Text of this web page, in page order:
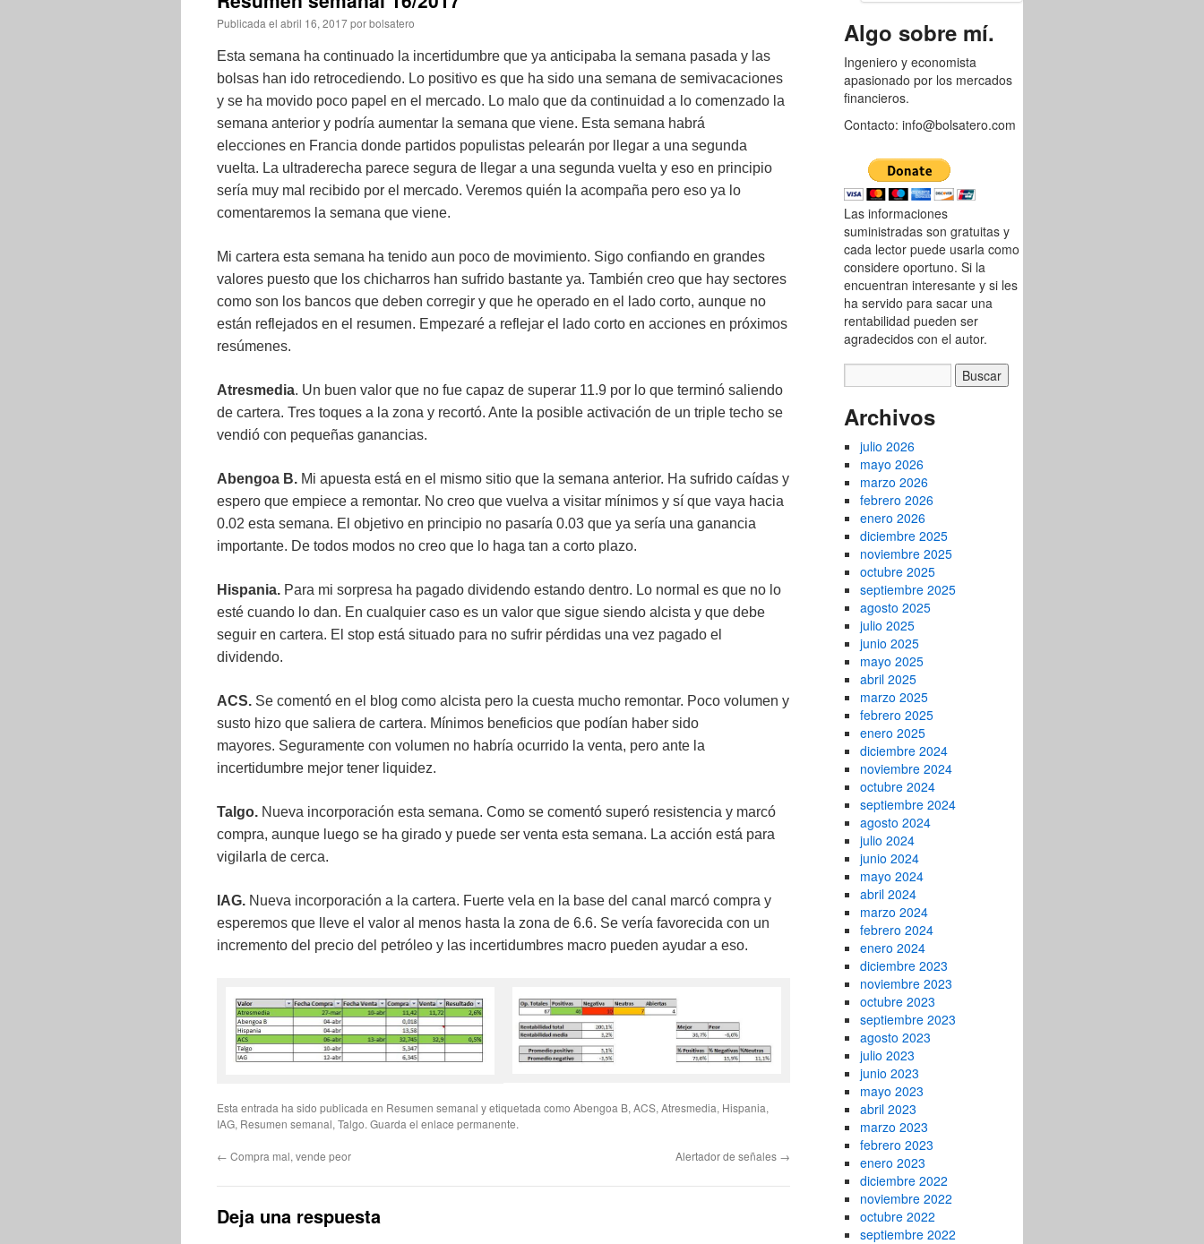
Publicada el abril 16, 2017porbolsatero
Esta semana ha continuado la incertidumbre que ya anticipaba la semana pasada y las
bolsas han ido retrocediendo. Lo positivo es que ha sido una semana de semivacaciones
y se ha movido poco papel en el mercado. Lo malo que da continuidad a lo comenzado la
semana anterior y podría aumentar la semana que viene. Esta semana habrá
elecciones en Francia donde partidos populistas pelearán por llegar a una segunda
vuelta. La ultraderecha parece segura de llegar a una segunda vuelta y eso en principio
sería muy mal recibido por el mercado. Veremos quién la acompaña pero eso ya lo
comentaremos la semana que viene.
Mi cartera esta semana ha tenido aun poco de movimiento. Sigo confiando en grandes
valores puesto que los chicharros han sufrido bastante ya. También creo que hay sectores
como son los bancos que deben corregir y que he operado en el lado corto, aunque no
están reflejados en el resumen. Empezaré a reflejar el lado corto en acciones en próximos
resúmenes.
Atresmedia. Un buen valor que no fue capaz de superar 11.9 por lo que terminó saliendo
de cartera. Tres toques a la zona y recortó. Ante la posible activación de un triple techo se
vendió con pequeñas ganancias.
Abengoa B. Mi apuesta está en el mismo sitio que la semana anterior. Ha sufrido caídas y
espero que empiece a remontar. No creo que vuelva a visitar mínimos y sí que vaya hacia
0.02 esta semana. El objetivo en principio no pasaría 0.03 que ya sería una ganancia
importante. De todos modos no creo que lo haga tan a corto plazo.
Hispania. Para mi sorpresa ha pagado dividendo estando dentro. Lo normal es que no lo
esté cuando lo dan. En cualquier caso es un valor que sigue siendo alcista y que debe
seguir en cartera. El stop está situado para no sufrir pérdidas una vez pagado el
dividendo.
ACS. Se comentó en el blog como alcista pero la cuesta mucho remontar. Poco volumen y
susto hizo que saliera de cartera. Mínimos beneficios que podían haber sido
mayores. Seguramente con volumen no habría ocurrido la venta, pero ante la
incertidumbre mejor tener liquidez.
Talgo. Nueva incorporación esta semana. Como se comentó superó resistencia y marcó
compra, aunque luego se ha girado y puede ser venta esta semana. La acción está para
vigilarla de cerca.
IAG. Nueva incorporación a la cartera. Fuerte vela en la base del canal marcó compra y
esperemos que lleve el valor al menos hasta la zona de 6.6. Se vería favorecida con un
incremento del precio del petróleo y las incertidumbres macro pueden ayudar a eso.
Esta entrada ha sido publicada en Resumen semanal y etiquetada como Abengoa B, ACS, Atresmedia, Hispania,
IAG, Resumen semanal, Talgo. Guarda el enlace permanente.
← Compra mal, vende peor Alertador de señales →
Deja una respuesta
Algo sobre mí.
Ingeniero y economista
apasionado por los mercados
financieros.
Contacto: info@bolsatero.com
Las informaciones
suministradas son gratuitas y
cada lector puede usarla como
considere oportuno. Si la
encuentran interesante y si les
ha servido para sacar una
rentabilidad pueden ser
agradecidos con el autor.
Archivos
julio 2026
mayo 2026
marzo 2026
febrero 2026
enero 2026
diciembre 2025
noviembre 2025
octubre 2025
septiembre 2025
agosto 2025
julio 2025
junio 2025
mayo 2025
abril 2025
marzo 2025
febrero 2025
enero 2025
diciembre 2024
noviembre 2024
octubre 2024
septiembre 2024
agosto 2024
julio 2024
junio 2024
mayo 2024
abril 2024
marzo 2024
febrero 2024
enero 2024
diciembre 2023
noviembre 2023
octubre 2023
septiembre 2023
agosto 2023
julio 2023
junio 2023
mayo 2023
abril 2023
marzo 2023
febrero 2023
enero 2023
diciembre 2022
noviembre 2022
octubre 2022
septiembre 2022